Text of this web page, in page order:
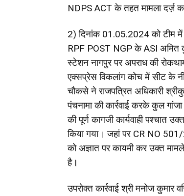
NDPS ACT के तहत मामला दर्ज़
2) दिनांक 01.05.2024 को टीम में
RPF POST NGP के ASI अमित
स्टेशन नागपुर पर अपराध की
एक्सप्रेस विकलांग कोच में सीट के
चौकसे ने राजपत्रित अधिकारी
पंचनामा की कार्रवाई करके कुल
की पूर्ण कागजी कार्यवाही पश्चात
किया गया। जहां पर CR NO
को अज्ञात पर कायमी कर उक्त मामले
है।
उपरोक्त कार्रवाई श्री मनोज